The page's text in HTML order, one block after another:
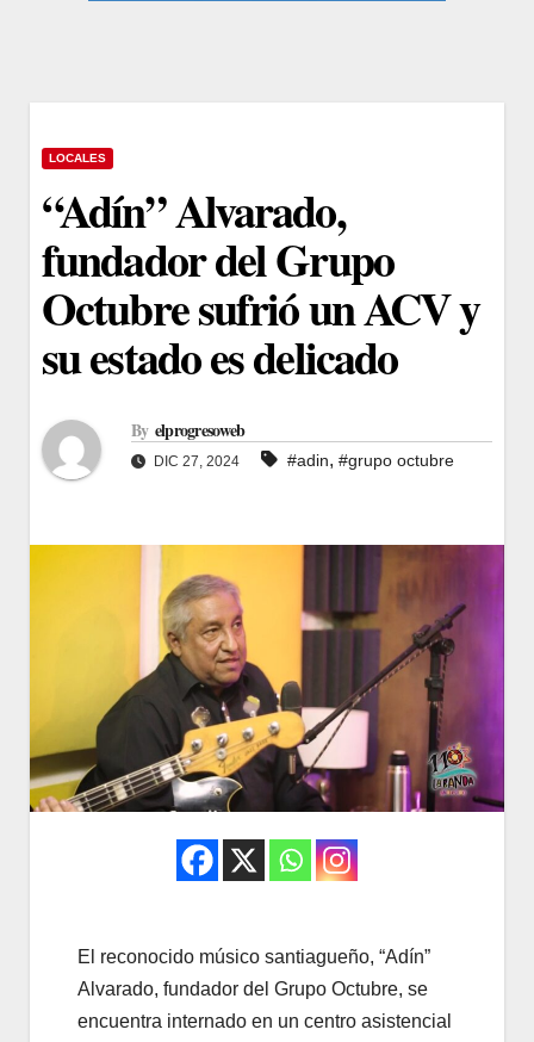
LOCALES
“Adín” Alvarado,
fundador del Grupo
Octubre sufrió un ACV y
su estado es delicado
By elprogresoweb
DIC 27, 2024 #adin, #grupo octubre
El reconocido músico santiagueño, “Adín”
Alvarado, fundador del Grupo Octubre, se
encuentra internado en un centro asistencial